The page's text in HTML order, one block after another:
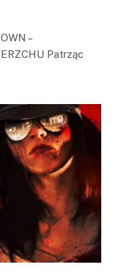
–
Patrząc